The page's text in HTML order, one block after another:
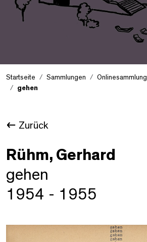
Startseite Sammlungen
Onlinesammlung
gehen
Zurück
Rühm, Gerhard
gehen
1954 - 1955